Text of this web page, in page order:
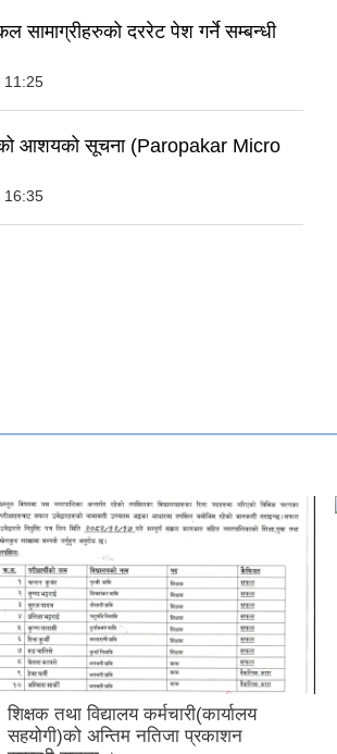
सामाग्रीहरुको दररेट पेश गर्ने सम्बन्धी
11:25
आशयको सूचना (Paropakar Micro
16:35
Invitation for Online Bids